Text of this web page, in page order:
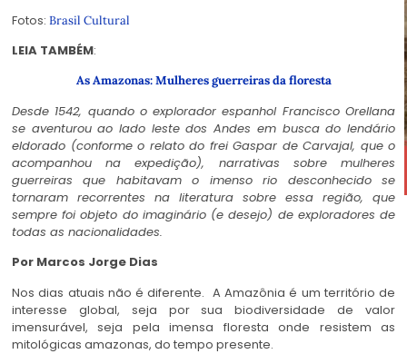
Fotos: Brasil Cultural
LEIA TAMBÉM:
As Amazonas: Mulheres guerreiras da floresta
Desde 1542, quando o explorador espanhol Francisco Orellana
se aventurou ao lado leste dos Andes em busca do lendário
eldorado (conforme o relato do frei Gaspar de Carvajal, que o
acompanhou na expedição), narrativas sobre mulheres
guerreiras que habitavam o imenso rio desconhecido se
tornaram recorrentes na literatura sobre essa região, que
sempre foi objeto do imaginário (e desejo) de exploradores de
todas as nacionalidades.
Por Marcos Jorge Dias
Nos dias atuais não é diferente. A Amazônia é um território de
interesse global, seja por sua biodiversidade de valor
imensurável, seja pela imensa floresta onde resistem as
mitológicas amazonas, do tempo presente.